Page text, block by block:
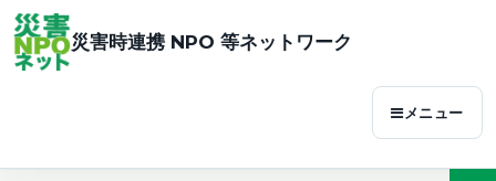
災害時連携 NPO 等ネットワーク
メニュー